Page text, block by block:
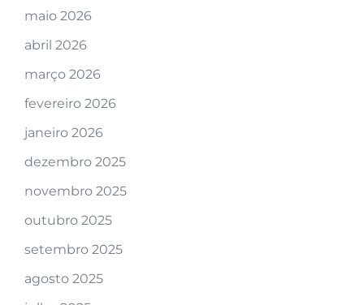
maio 2026
abril 2026
março 2026
fevereiro 2026
janeiro 2026
dezembro 2025
novembro 2025
outubro 2025
setembro 2025
agosto 2025